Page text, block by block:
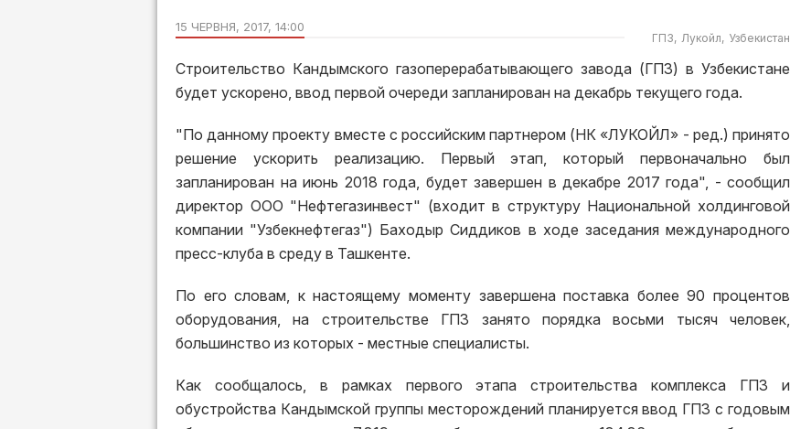
15 ЧЕРВНЯ, 2017, 14:00
ГПЗ Лукойл Узбекистан
Cтроительство Кандымского газоперерабатывающего завода (ГПЗ) в Узбекистане
будет ускорено, ввод первой очереди запланирован на декабрь текущего года.
"По данному проекту вместе с российским партнером (НК «ЛУКОЙЛ» - ред.) принято
решение ускорить реализацию. Первый этап, который первоначально был
запланирован на июнь 2018 года, будет завершен в декабре 2017 года", - сообщил
директор ООО "Нефтегазинвест" (входит в структуру Национальной холдинговой
компании "Узбекнефтегаз") Баходыр Сиддиков в ходе заседания международного
пресс-клуба в среду в Ташкенте.
По его словам, к настоящему моменту завершена поставка более 90 процентов
оборудования, на строительстве ГПЗ занято порядка восьми тысяч человек,
большинство из которых - местные специалисты.
Как сообщалось, в рамках первого этапа строительства комплекса ГПЗ и
обустройства Кандымской группы месторождений планируется ввод ГПЗ с годовым